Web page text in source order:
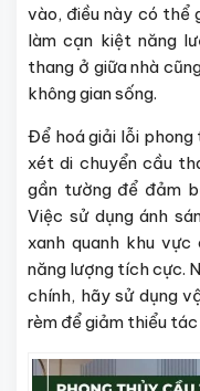
vào, điều này có thể
làm cạn kiệt năng
thang ở giữa nhà
không gian sống.
Để hoá giải lỗi phong
xét di chuyển cầu
gần tường để đảm
Việc sử dụng ánh
xanh quanh khu
năng lượng tích cực.
chính, hãy sử dụng
rèm để giảm thiểu